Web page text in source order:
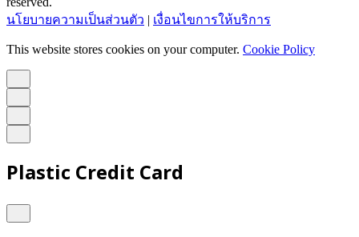
นโยบายความเป็นส่วนตัว | เงื่อนไขการให้บริการ
This website stores cookies on your computer. Cookie Policy
Plastic Credit Card